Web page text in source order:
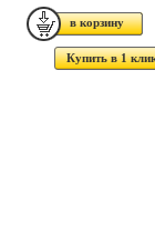
Купить в 1